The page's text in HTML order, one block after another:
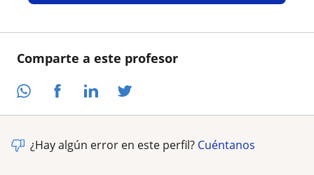
Comparte a este profesor
¿Hay algún error en este perfil? Cuéntanos